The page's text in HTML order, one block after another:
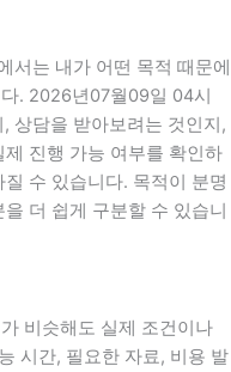
서는 내가 어떤 목적 때문에
. 2026년07월09일 04시
상담을 받아보려는 것인지,
진행 가능 여부를 확인하
수 있습니다. 목적이 분명
더 쉽게 구분할 수 있습니
비슷해도 실제 조건이나
시간, 필요한 자료, 비용 발